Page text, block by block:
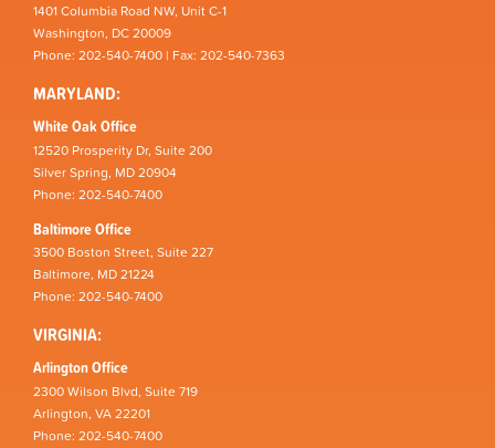
1401 Columbia Road NW, Unit C-1
Washington, DC 20009
Phone: 202-540-7400 | Fax: 202-540-7363
MARYLAND:
White Oak Office
12520 Prosperity Dr, Suite 200
Silver Spring, MD 20904
Phone: 202-540-7400
Baltimore Office
3500 Boston Street, Suite 227
Baltimore, MD 21224
Phone: 202-540-7400
VIRGINIA:
Arlington Office
2300 Wilson Blvd, Suite 719
Arlington, VA 22201
Phone: 202-540-7400